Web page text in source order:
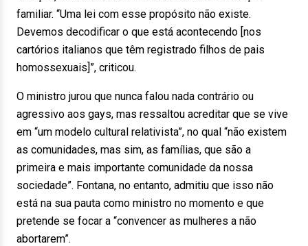
familiar. “Uma lei com esse propósito não existe.
Devemos decodificar o que está acontecendo [nos
cartórios italianos que têm registrado filhos de pais
homossexuais]”, criticou.
O ministro jurou que nunca falou nada contrário ou
agressivo aos gays, mas ressaltou acreditar que se vive
em “um modelo cultural relativista”, no qual “não existem
as comunidades, mas sim, as famílias, que são a
primeira e mais importante comunidade da nossa
sociedade”. Fontana, no entanto, admitiu que isso não
está na sua pauta como ministro no momento e que
pretende se focar a “convencer as mulheres a não
abortarem”.